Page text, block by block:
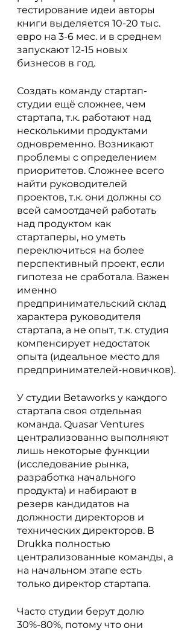
тестирование идеи авторы
книги выделяется 10-20 тыс.
евро на 3-6 мес. и в среднем
запускают 12-15 новых
бизнесов в год.
Создать команду стартап-
студии ещё сложнее, чем
стартапа, т.к. работают над
несколькими продуктами
одновременно. Возникают
проблемы с определением
приоритетов. Сложнее всего
найти руководителей
проектов, т.к. они должны со
всей самоотдачей работать
над продуктом как
стартаперы, но уметь
переключиться на более
перспективный проект, если
гипотеза не сработала. Важен
именно
предпринимательский склад
характера руководителя
стартапа, а не опыт, т.к. студия
компенсирует недостаток
опыта (идеальное место для
предпринимателей-новичков).
У студии Betaworks у каждого
стартапа своя отдельная
команда. Quasar Ventures
централизованно выполняют
лишь некоторые функции
(исследование рынка,
разработка начального
продукта) и набирают в
резерв кандидатов на
должности директоров и
технических директоров. В
Drukka полностью
централизованные команды, а
на начальном этапе есть
только директор стартапа.
Часто студии берут долю
30%-80%, потому что они